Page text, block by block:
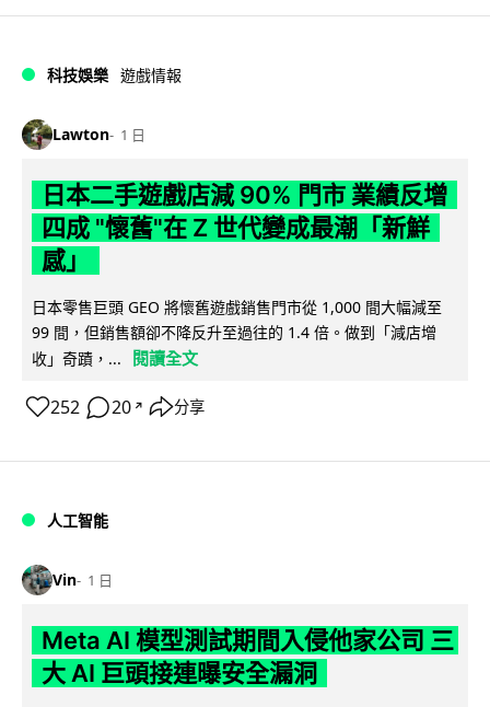
科技娛樂 遊戲情報
Lawton 1 日
日本二手遊戲店減 90% 門市 業績反增
四成 "懷舊"在 Z 世代變成最潮「新鮮
感」
日本零售巨頭 GEO 將懷舊遊戲銷售門市從 1,000 間大幅減至
99 間，但銷售額卻不降反升至過往的 1.4 倍。做到「減店增
收」奇蹟，...
閱讀全文
252 20 ↗ 分享
人工智能
Vin 1 日
Meta AI 模型測試期間入侵他家公司 三
大 AI 巨頭接連曝安全漏洞